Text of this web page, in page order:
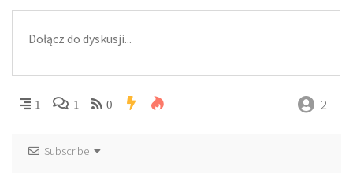
1 1 0 2
Subscribe